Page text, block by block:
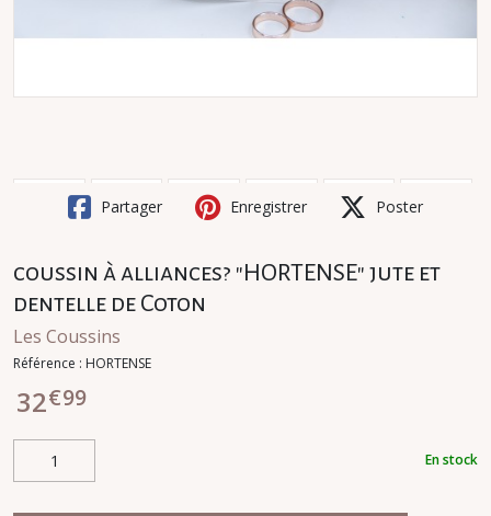
Partager Enregistrer Poster
coussin à alliances? "HORTENSE" jute et
dentelle de Coton
Les Coussins
Référence : HORTENSE
32€99
En stock